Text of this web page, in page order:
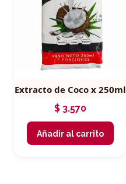
Extracto de Coco x 250ml
$3.570
Añadir al carrito